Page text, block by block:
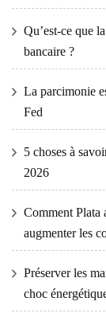
Qu’est-ce que
bancaire ?
La parcimonie
Fed
5 choses à
2026
Comment Plata
augmenter les
Préserver les
choc